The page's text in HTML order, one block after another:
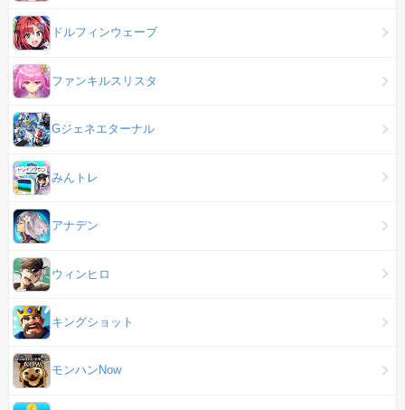
ドルフィンウェーブ
ファンキルスリスタ
Gジェネエターナル
みんトレ
アナデン
ウィンヒロ
キングショット
モンハンNow